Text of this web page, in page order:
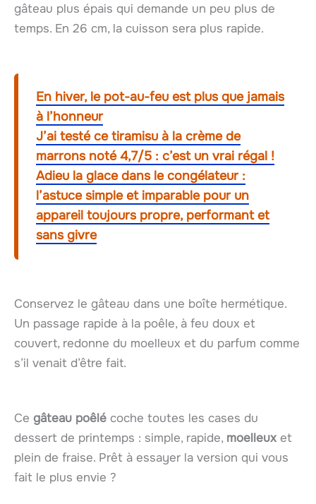
gâteau plus épais qui demande un peu plus de
temps. En 26 cm, la cuisson sera plus rapide.
En hiver, le pot-au-feu est plus que jamais
à l’honneur
J’ai testé ce tiramisu à la crème de
marrons noté 4,7/5 : c’est un vrai régal !
Adieu la glace dans le congélateur :
l’astuce simple et imparable pour un
appareil toujours propre, performant et
sans givre
Conservez le gâteau dans une boîte hermétique.
Un passage rapide à la poêle, à feu doux et
couvert, redonne du moelleux et du parfum comme
s’il venait d’être fait.
Ce gâteau poêlé coche toutes les cases du
dessert de printemps : simple, rapide, moelleuxet
plein de fraise. Prêt à essayer la version qui vous
fait le plus envie ?